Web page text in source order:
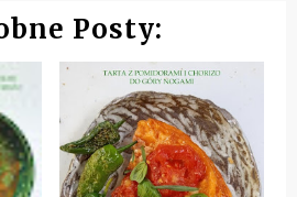
Posty: